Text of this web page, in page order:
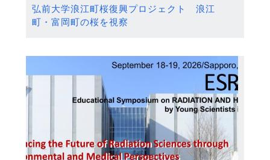
弘前大学浪江町桜復興プロジェクト 浪江
町・富岡町の桜を視察